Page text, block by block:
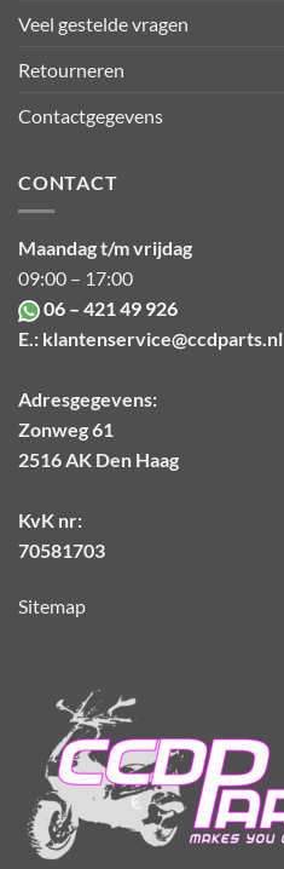
Veel gestelde vragen
Retourneren
Contactgegevens
CONTACT
Maandag t/m vrijdag
09:00 – 17:00
06 – 421 49 926
E.: klantenservice@ccdparts.nl
Adresgegevens:
Zonweg 61
2516 AK Den Haag
KvK nr:
70581703
Sitemap